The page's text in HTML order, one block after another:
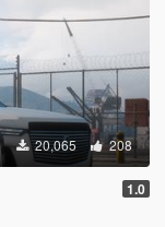
20,065 208
1.0